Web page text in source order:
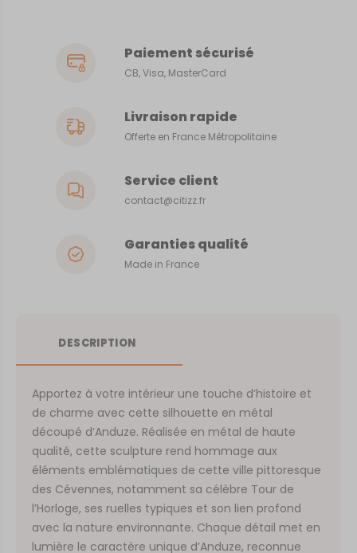
Paiement sécurisé
CB, Visa, MasterCard
Livraison rapide
Offerte en France Métropolitaine
Service client
contact@citizz.fr
Garanties qualité
Made in France
DESCRIPTION
Apportez à votre intérieur une touche d’histoire et
de charme avec cette silhouette en métal
découpé d’Anduze. Réalisée en métal de haute
qualité, cette sculpture rend hommage aux
éléments emblématiques de cette ville pittoresque
des Cévennes, notamment sa célèbre Tour de
l’Horloge, ses ruelles typiques et son lien profond
avec la nature environnante. Chaque détail met en
lumière le caractère unique d’Anduze, reconnue